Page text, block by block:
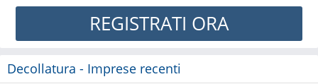
REGISTRATI ORA
Decollatura - Imprese recenti